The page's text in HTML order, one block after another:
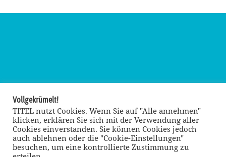
Vollgekrümelt!
TITEL nutzt Cookies. Wenn Sie auf "Alle annehmen"
klicken, erklären Sie sich mit der Verwendung aller
Cookies einverstanden. Sie können Cookies jedoch
auch ablehnen oder die "Cookie-Einstellungen"
besuchen, um eine kontrollierte Zustimmung zu